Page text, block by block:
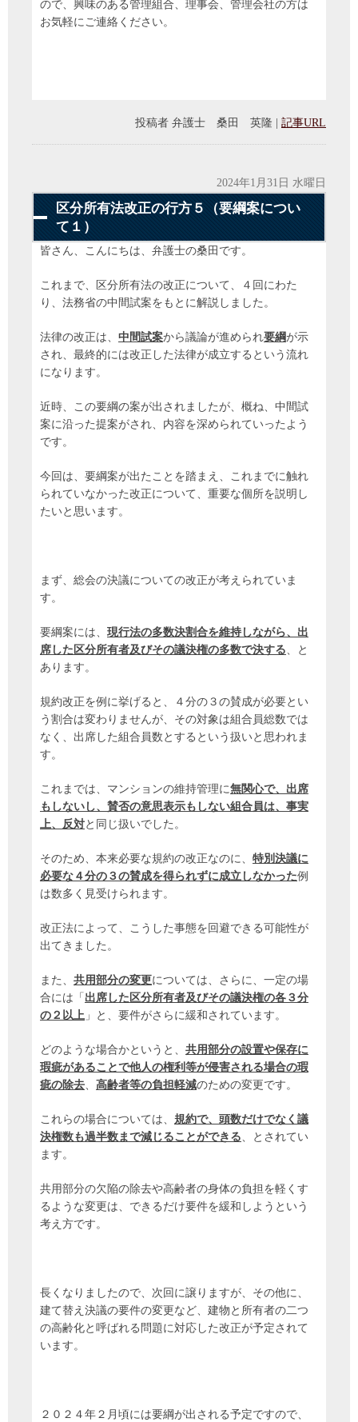
ので、興味のある管理組合、理事会、管理会社の方は
お気軽にご連絡ください。
投稿者 弁護士 桑田 英隆 記事URL
2024年1月31日 水曜日
区分所有法改正の行方５（要綱案につい
て１）
皆さん、こんにちは、弁護士の桑田です。
これまで、区分所有法の改正について、４回にわた
り、法務省の中間試案をもとに解説しました。
法律の改正は、 中間試案から議論が進められ要綱が示
され、最終的には改正した法律が成立するという流れ
になります。
近時、この要綱の案が出されましたが、概ね、中間試
案に沿った提案がされ、内容を深められていったよう
です。
今回は、要綱案が出たことを踏まえ、これまでに触れ
られていなかった改正について、重要な個所を説明し
たいと思います。
まず、総会の決議についての改正が考えられていま
す。
要綱案には、 現行法の多数決割合を維持しながら、出
席した区分所有者及びその議決権の多数で決する、と
あります。
規約改正を例に挙げると、４分の３の賛成が必要とい
う割合は変わりませんが、その対象は組合員総数では
なく、出席した組合員数とするという扱いと思われま
す。
これまでは、マンションの維持管理に無関心で、出席
もしないし、賛否の意思表示もしない組合員は、事実
上、反対と同じ扱いでした。
そのため、本来必要な規約の改正なのに、 特別決議に
必要な４分の３の賛成を得られずに成立しなかった例
は数多く見受けられます。
改正法によって、こうした事態を回避できる可能性が
出てきました。
また、 共用部分の変更については、さらに、一定の場
合には「 出席した区分所有者及びその議決権の各３分
の２以上 」と、要件がさらに緩和されています。
どのような場合かというと、 共用部分の設置や保存に
瑕疵があることで他人の権利等が侵害される場合の瑕
疵の除去、 高齢者等の負担軽減のための変更です。
これらの場合については、 規約で、頭数だけでなく議
決権数も過半数まで減じることができる、とされてい
ます。
共用部分の欠陥の除去や高齢者の身体の負担を軽くす
るような変更は、できるだけ要件を緩和しようという
考え方です。
長くなりましたので、次回に譲りますが、その他に、
建て替え決議の要件の変更など、建物と所有者の二つ
の高齢化と呼ばれる問題に対応した改正が予定されて
います。
２０２４年２月頃には要綱が出される予定ですので、